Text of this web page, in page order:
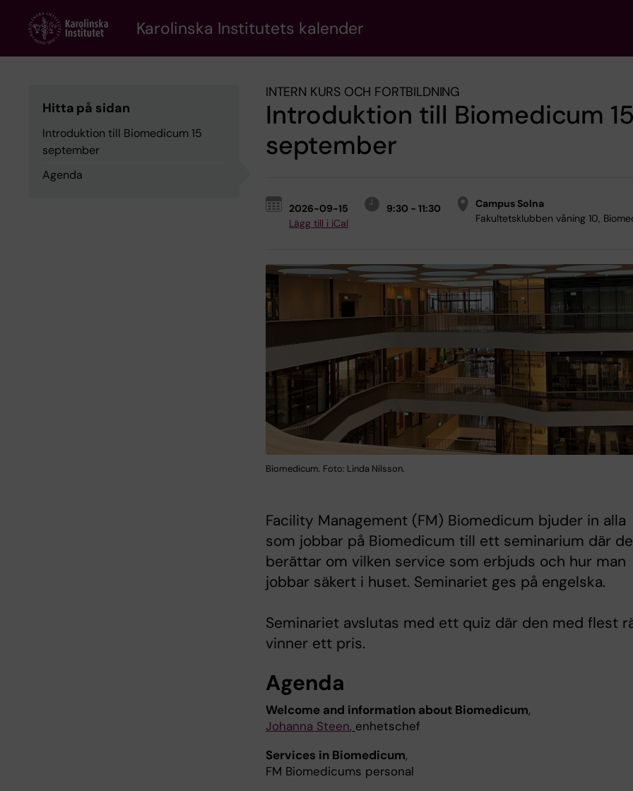
content
Karolinska Institutets kalender
Hitta på sidan
Introduktion till Biomedicum 15
september
Agenda
INTERN KURS OCH FORTBILDNING
Introduktion till Biomedicum
september
2026-09-15
9:30 - 11:30
Lägg till i iCal
Campus Solna
Fakultetsklubben våning 10,
Biomedicum. Foto: Linda Nilsson.
Facility Management (FM) Biomedicum bjuder in alla
som jobbar på Biomedicum till ett seminarium där de
berättar om vilken service som erbjuds och hur man
jobbar säkert i huset. Seminariet ges på engelska.
Seminariet avslutas med ett quiz där den med flest
vinner ett pris.
Agenda
Welcome and information about Biomedicum,
Johanna Steen, enhetschef
Services in Biomedicum,
FM Biomedicums personal